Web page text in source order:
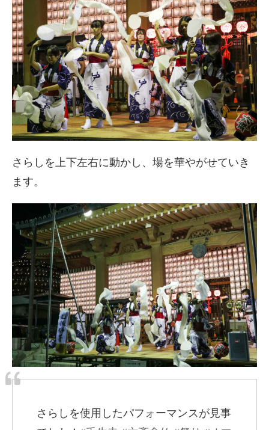
さらしを上下左右に動かし、場を華やがせていき
ます。
さらしを使用したパフォーマンスが見事